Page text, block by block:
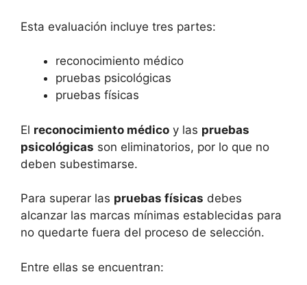
Esta evaluación incluye tres partes:
reconocimiento médico
pruebas psicológicas
pruebas físicas
El reconocimiento médico y las pruebas
psicológicas son eliminatorios, por lo que no
deben subestimarse.
Para superar las pruebas físicas debes
alcanzar las marcas mínimas establecidas para
no quedarte fuera del proceso de selección.
Entre ellas se encuentran: